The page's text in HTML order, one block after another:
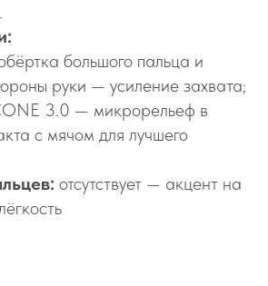
большого пальца и
руки — усиление захвата;
3.0 — микрорельеф в
с мячом для лучшего
отсутствует — акцент на